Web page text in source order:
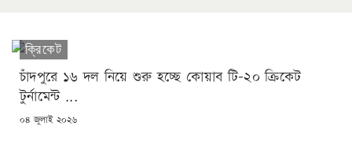
ক্রিকেট
চাঁদপুরে ১৬ দল নিয়ে শুরু হচ্ছে কোয়াব টি-২০ ক্রিকেট
টুর্নামেন্ট ...
POSTED
০৪ জুলাই ২০২৬